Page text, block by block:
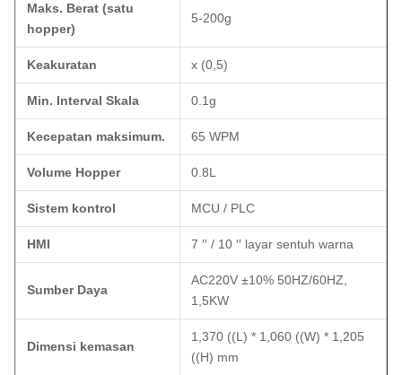
Maks. Berat (satu
hopper)
5-200g
Keakuratan x (0,5)
Min. Interval Skala 0.1g
Kecepatan maksimum. 65 WPM
Volume Hopper 0.8L
Sistem kontrol MCU / PLC
HMI 7 ′′ / 10 ′′ layar sentuh warna
Sumber Daya
AC220V ±10% 50HZ/60HZ,
1,5KW
Dimensi kemasan
1,370 ((L) * 1,060 ((W) * 1,205
((H) mm